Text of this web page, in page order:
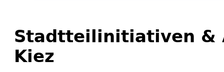
Stadtteilinitiativen &
Kiez